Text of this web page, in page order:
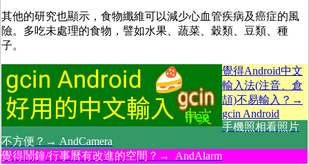
其他的研究也顯示，食物纖維可以減少心血管疾病及癌症的風
險。多吃未處理的食物，譬如水果、蔬菜、穀類、豆類、種
子。
覺得Android中文
輸入法(注音、倉
頡)不易輸入？→
gcin Android
手機照相看照片
不方便？→ AndCamera
覺得鬧鐘/行事曆有改進的空間？→ AndAlarm